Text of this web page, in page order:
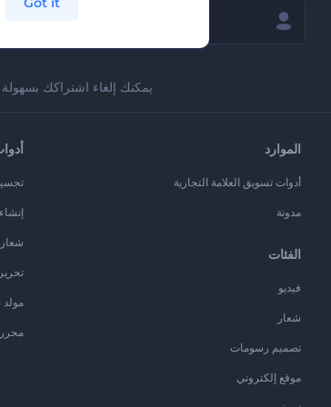
يمكنك إلغاء اشتراكك
الموارد
أدوات تسويق العلامة التجارية
مدونة
الفئات
فيديو
شعار
تصميم رسومات
موقع إلكتروني
محرر